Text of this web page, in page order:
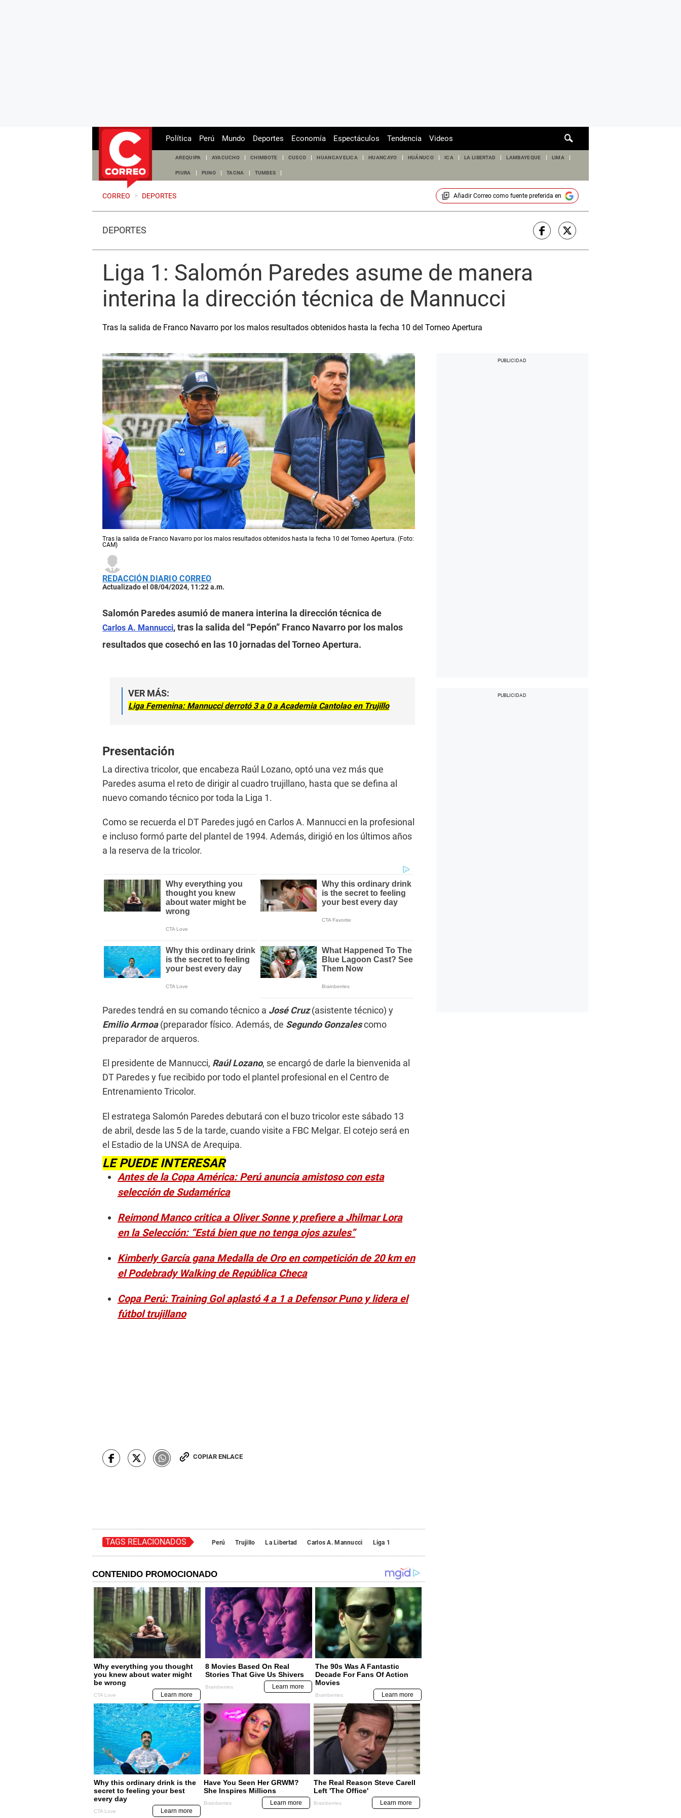
de
Política Perú Mundo Deportes Economía Espectáculos Tendencia Videos
AREQUIPA AYACUCHO CHIMBOTE CUSCO HUANCAVELICA HUANCAYO HUÁNUCO ICA LA LIBERTAD LAMBAYEQUE LIMA
PIURA PUNO TACNA TUMBES
CORREO > DEPORTES Añadir Correocomo fuente preferida en
DEPORTES
Liga 1: Salomón Paredes asume de manera
interina la dirección técnica de Mannucci
Tras la salida de Franco Navarro por los malos resultados obtenidos hasta la fecha 10 del Torneo Apertura
Tras la salida de Franco Navarro por los malos resultados obtenidos hasta la fecha 10 del Torneo Apertura. (Foto:
CAM)
REDACCIÓN DIARIO CORREO
Actualizado el 08/04/2024, 11:22 a.m.
Salomón Paredes asumió de manera interina la dirección técnica de
Carlos A. Mannucci, tras la salida del “Pepón” Franco Navarro por los malos
resultados que cosechó en las 10 jornadas del Torneo Apertura.
VER MÁS:
Liga Femenina: Mannucci derrotó 3 a 0 a Academia Cantolao en Trujillo
Presentación
La directiva tricolor, que encabeza Raúl Lozano, optó una vez más que
Paredes asuma el reto de dirigir al cuadro trujillano, hasta que se defina al
nuevo comando técnico por toda la Liga 1.
Como se recuerda el DT Paredes jugó en Carlos A. Mannucci en la profesional
e incluso formó parte del plantel de 1994. Además, dirigió en los últimos años
a la reserva de la tricolor.
Paredes tendrá en su comando técnico a José Cruz(asistente técnico) y
Emilio Armoa(preparador físico. Además, de Segundo Gonzalescomo
preparador de arqueros.
El presidente de Mannucci, Raúl Lozano, se encargó de darle la bienvenida al
DT Paredes y fue recibido por todo el plantel profesional en el Centro de
Entrenamiento Tricolor.
El estratega Salomón Paredes debutará con el buzo tricolor este sábado 13
de abril, desde las 5 de la tarde, cuando visite a FBC Melgar. El cotejo será en
el Estadio de la UNSA de Arequipa.
LE PUEDE INTERESAR
Antes de la Copa América: Perú anuncia amistoso con esta
selección de Sudamérica
Reimond Manco critica a Oliver Sonne y prefiere a Jhilmar Lora
en la Selección: “Está bien que no tenga ojos azules”
Kimberly García gana Medalla de Oro en competición de 20 km en
el Podebrady Walking de República Checa
Copa Perú: Training Gol aplastó 4 a 1 a Defensor Puno y lidera el
fútbol trujillano
COPIAR ENLACE
TAGS RELACIONADOS Perú Trujillo La Libertad Carlos A. Mannucci Liga 1